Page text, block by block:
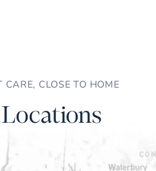
CARE, CLOSE TO HOME